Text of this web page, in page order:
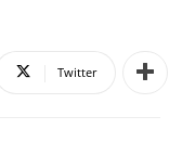
Twitter